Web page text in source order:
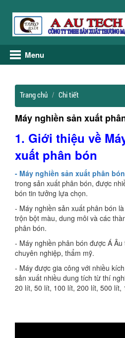
Menu
Trang chủ Chi tiết
Máy nghiền sản xuất
1. Giới thiệu về
xuất phân bón
- Máy nghiền sản xuất phân bón
trong sản xuất phân bón, được
bón tin tưởng lựa chọn.
- Máy nghiền sản xuất phân bón
trộn bột màu, dung môi và các
phân bón.
- Máy nghiền phân bón được Á
chuyên nghiệp, thẩm mỹ.
- Máy được gia công với nhiều
sản xuất nhiều dung tích từ thí
20 lít, 50 lít, 100 lít, 200 lít, 500